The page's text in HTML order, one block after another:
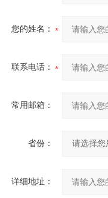
您的姓名：
联系电话：
常用邮箱：
省份：
详细地址：